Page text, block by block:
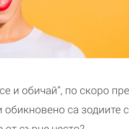
и обичай“, по скоро
обикновено са зодиите